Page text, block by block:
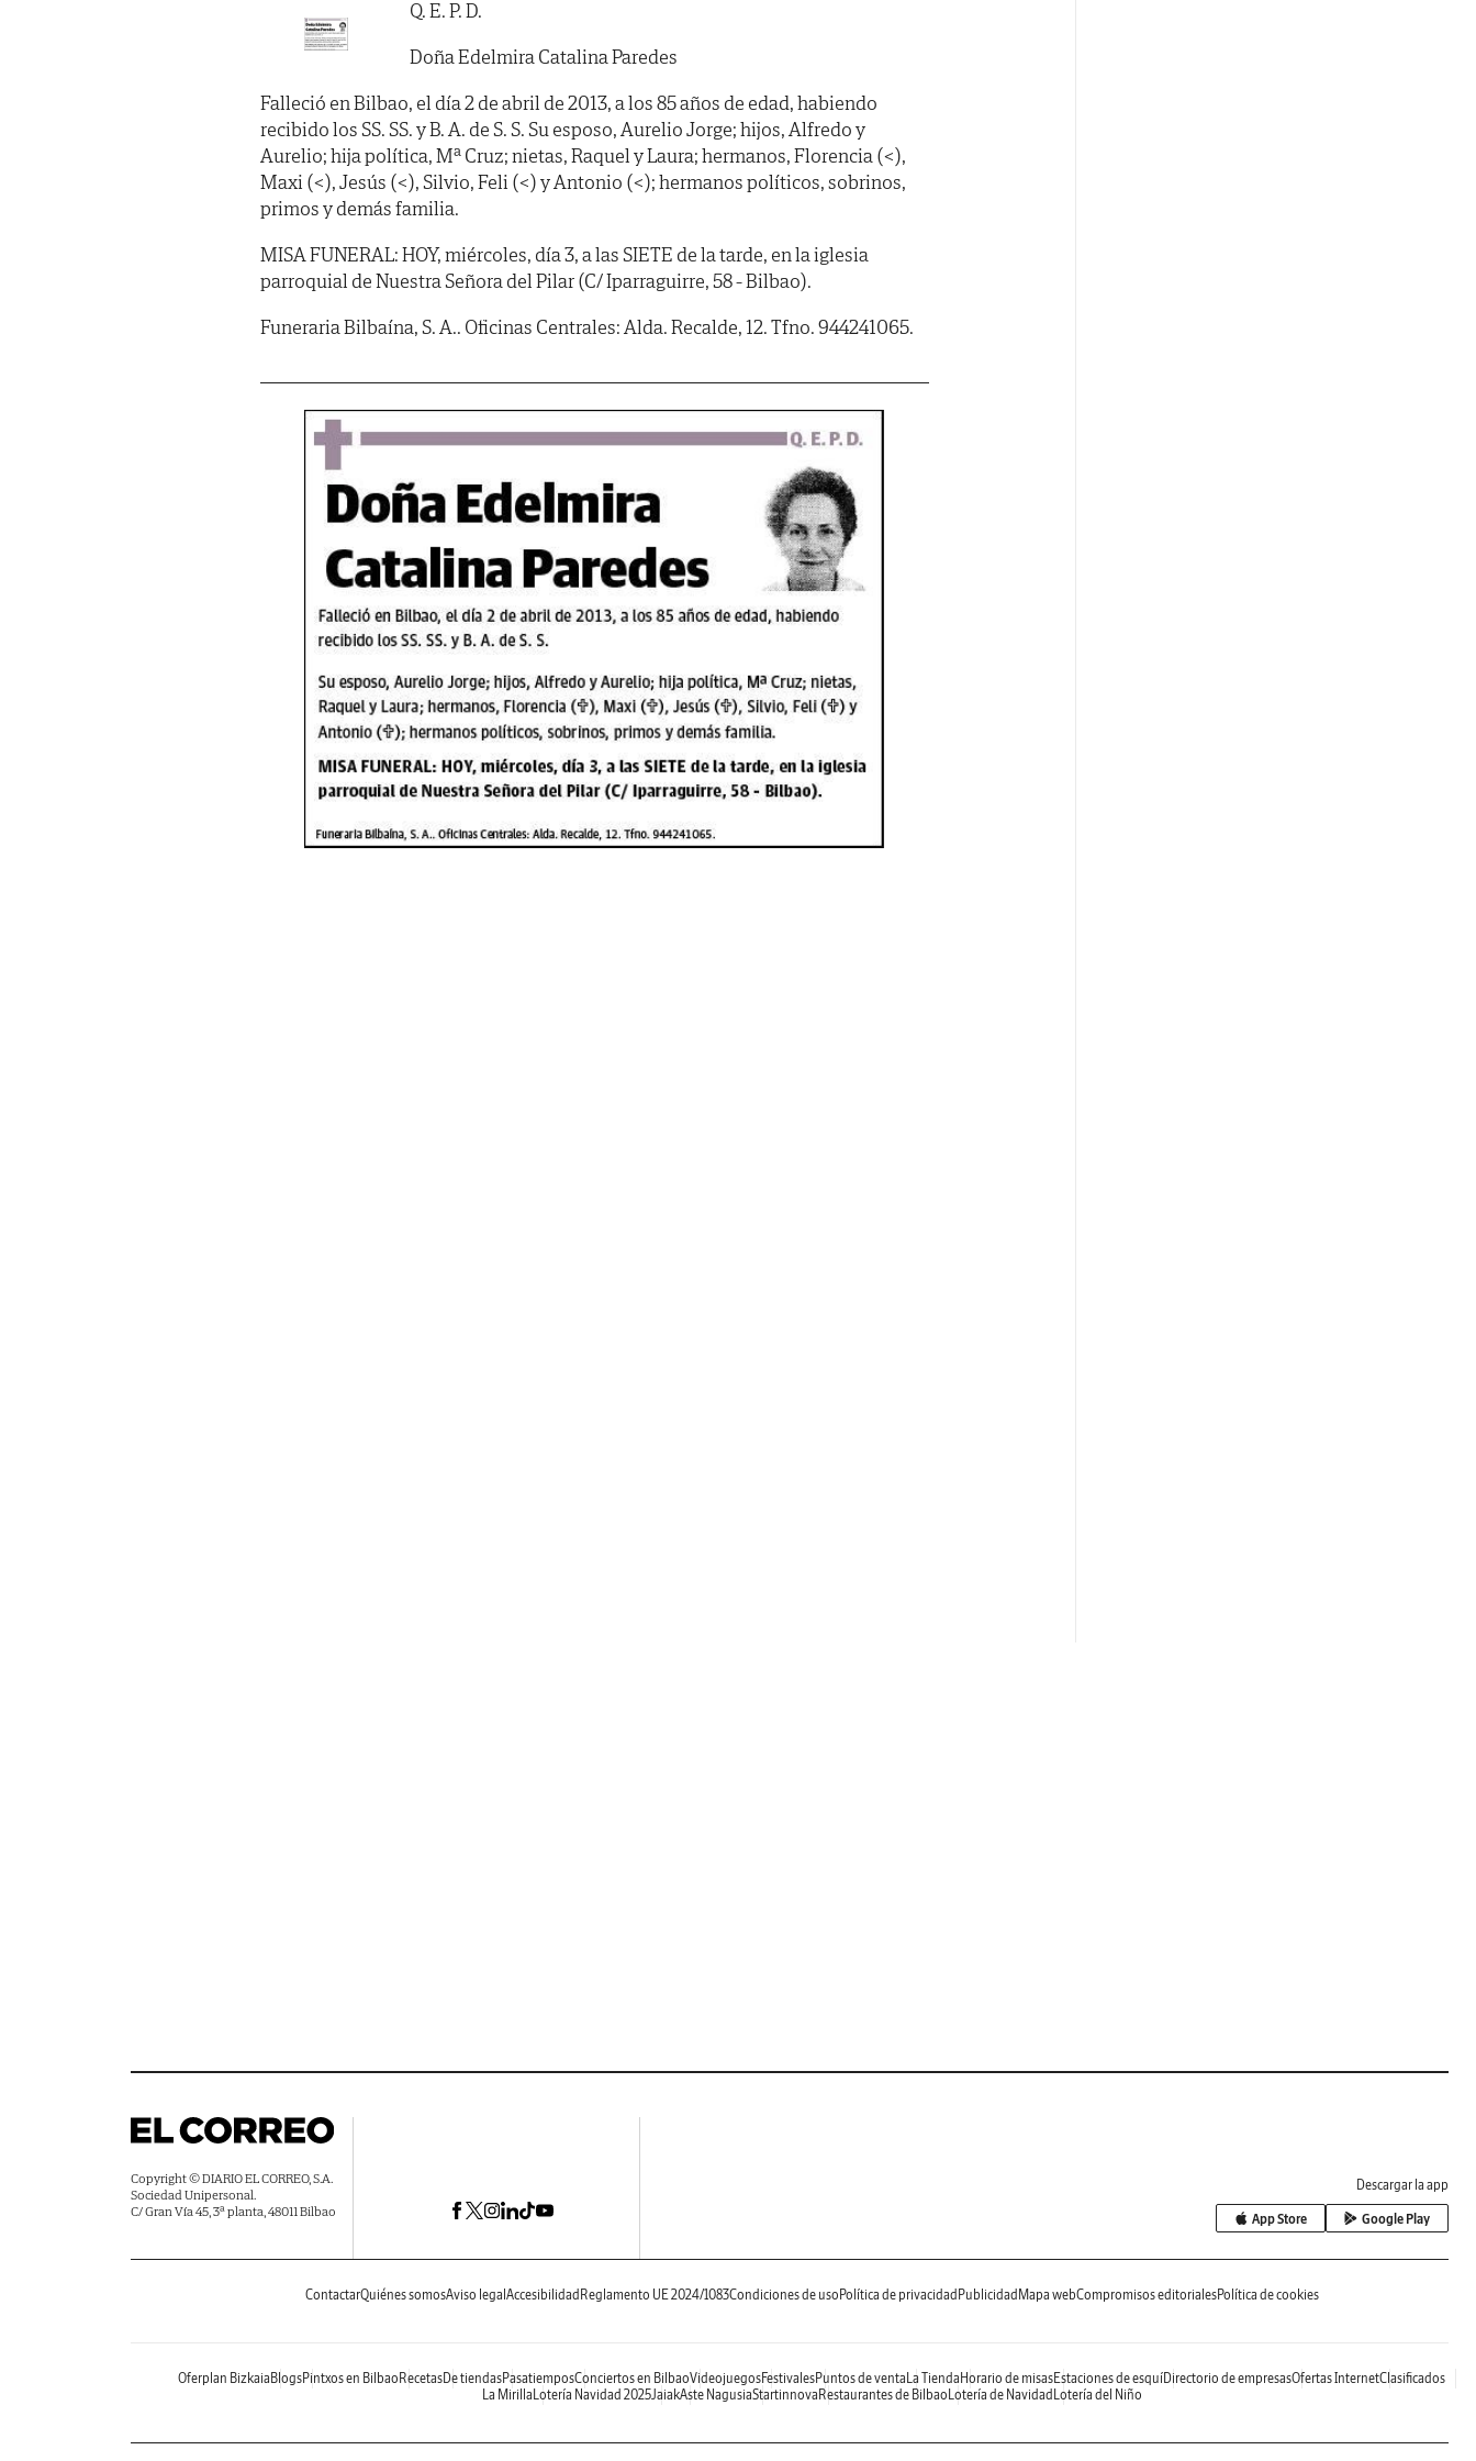
Q. E. P. D.
Doña Edelmira Catalina Paredes
Falleció en Bilbao, el día 2 de abril de 2013, a los 85 años de edad, habiendo
recibido los SS. SS. y B. A. de S. S. Su esposo, Aurelio Jorge; hijos, Alfredo y
Aurelio; hija política, Mª Cruz; nietas, Raquel y Laura; hermanos, Florencia (<),
Maxi (<), Jesús (<), Silvio, Feli (<) y Antonio (<); hermanos políticos, sobrinos,
primos y demás familia.
MISA FUNERAL: HOY, miércoles, día 3, a las SIETE de la tarde, en la iglesia
parroquial de Nuestra Señora del Pilar (C/ Iparraguirre, 58 - Bilbao).
Funeraria Bilbaína, S. A.. Oficinas Centrales: Alda. Recalde, 12. Tfno. 944241065.
Copyright © DIARIO EL CORREO, S.A.
Sociedad Unipersonal.
C/ Gran Vía 45, 3ª planta, 48011 Bilbao
Descargar la app
App Store Google Play
ContactarQuiénes somosAviso legal Accesibilidad Reglamento UE 2024/1083Condiciones de uso Política de privacidad Publicidad Mapa webCompromisos editorialesPolítica de cookies
Oferplan Bizkaia BlogsPintxos en Bilbao RecetasDe tiendasPasatiemposConciertos en BilbaoVideojuegosFestivalesPuntos de venta La Tienda Horario de misasEstaciones de esquíDirectorio de empresasOfertas InternetClasificados
La Mirilla Lotería Navidad 2025JaiakAste NagusiaStartinnova Restaurantes de Bilbao Lotería de Navidad Lotería del Niño